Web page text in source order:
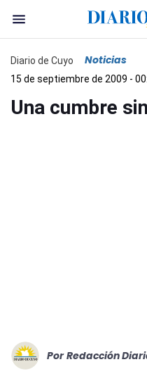
Diario de Cuyo Noticias
15 de septiembre de 2009 -
Una cumbre
Por Redacción